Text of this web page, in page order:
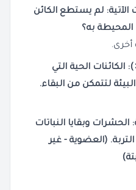
لم يستطع الكائن
به؟
أخرى.
الحية التي
لتتمكن من البقاء.
وبقايا النباتات
(العضوية - غير